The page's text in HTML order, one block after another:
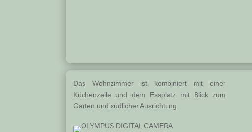
Das Wohnzimmer ist kombiniert mit einer
Küchenzeile und dem Essplatz mit Blick zum
Garten und südlicher Ausrichtung.